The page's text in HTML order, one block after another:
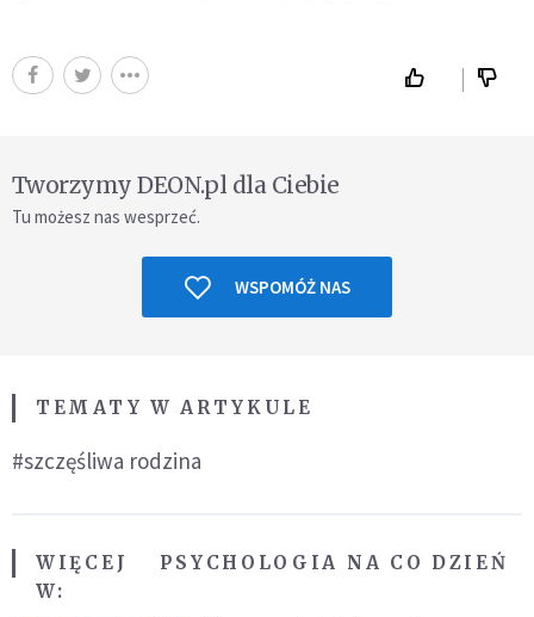
Tworzymy DEON.pl dla Ciebie
Tu możesz nas wesprzeć.
WSPOMÓŻ NAS
TEMATY W ARTYKULE
#szczęśliwa rodzina
WIĘCEJ
W:
PSYCHOLOGIA NA CO DZIEŃ